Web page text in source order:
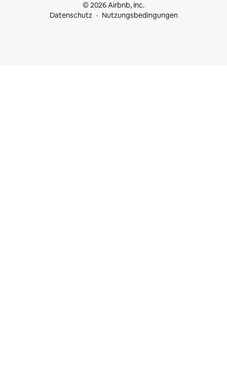
© 2026 Airbnb, Inc.
Datenschutz
Nutzungsbedingungen